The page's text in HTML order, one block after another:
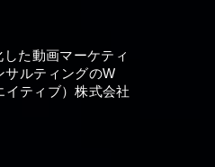
た動画マーケティ
サルティングのW
ティブ）株式会社